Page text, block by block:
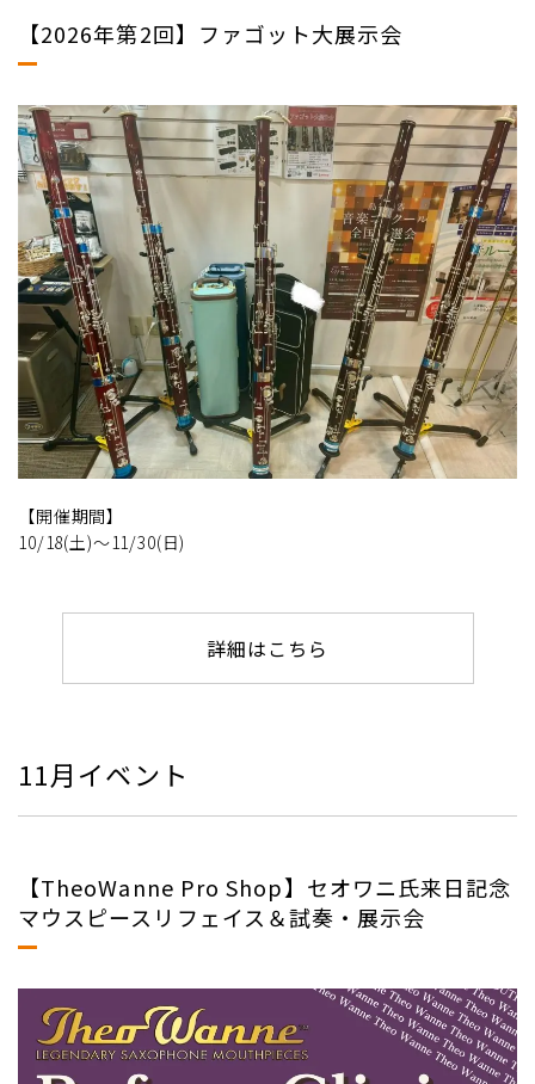
【2026年第2回】ファゴット大展示会
【開催期間】
10/18(土)～11/30(日)
詳細はこちら
11月イベント
【TheoWanne Pro Shop】セオワニ氏来日記念
マウスピースリフェイス＆試奏・展示会